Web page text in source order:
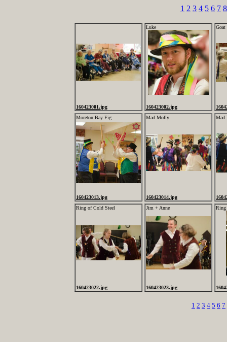
1 2 3 4 5 6 7 8
160423001.jpg
Luke
160423002.jpg
Moreton Bay Fig
160423013.jpg
Mad Molly
160423014.jpg
Mad
Ring of Cold Steel
160423022.jpg
Jim + Anne
160423023.jpg
Ring
1 2 3 4 5 6 7